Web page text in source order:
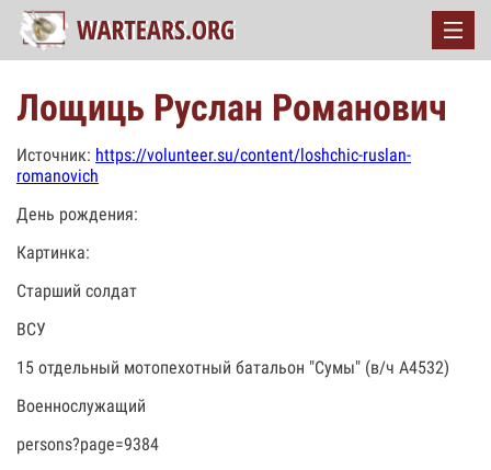
Лощиць Руслан Романович
Источник: https://volunteer.su/content/loshchic-ruslan-
romanovich
День рождения:
Картинка:
Старший солдат
ВСУ
15 отдельный мотопехотный батальон "Сумы" (в/ч А4532)
Военнослужащий
persons?page=9384